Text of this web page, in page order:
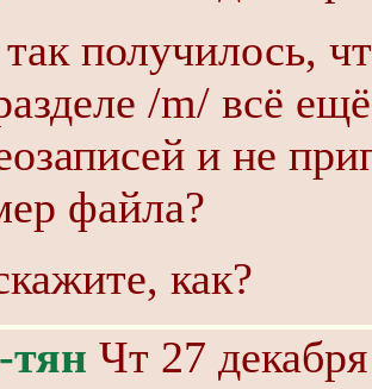
получилось,
/m/ всё
и не
файла?
как?
Чт 27